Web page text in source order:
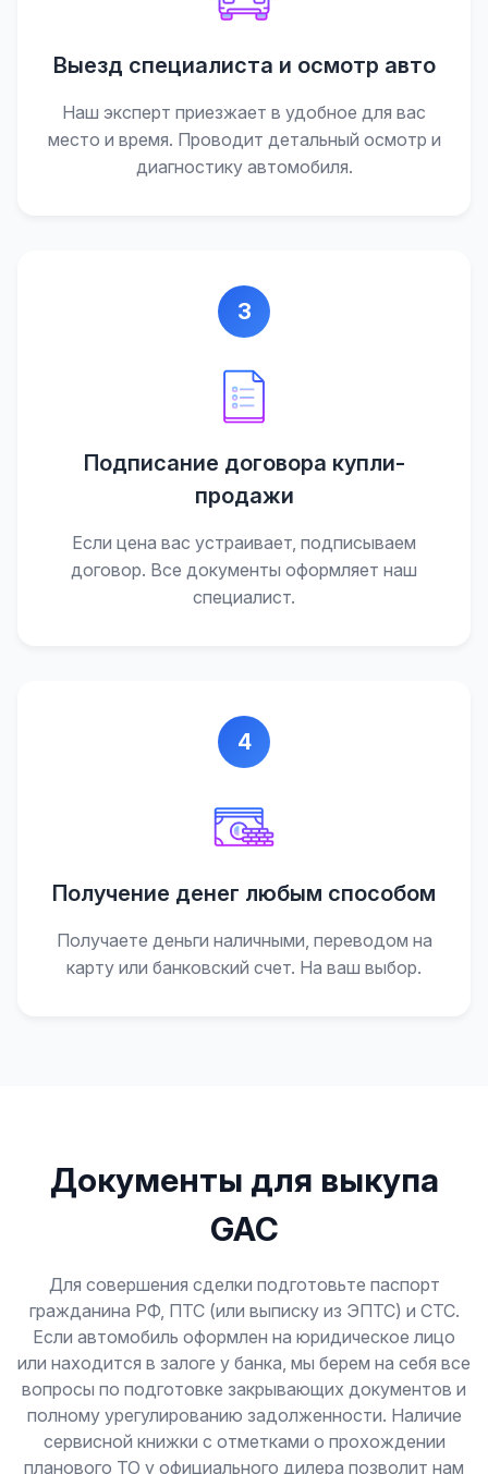
Выезд специалиста и осмотр авто
Наш эксперт приезжает в удобное для вас
место и время. Проводит детальный осмотр и
диагностику автомобиля.
3
Подписание договора купли-
продажи
Если цена вас устраивает, подписываем
договор. Все документы оформляет наш
специалист.
4
Получение денег любым способом
Получаете деньги наличными, переводом на
карту или банковский счет. На ваш выбор.
Документы для выкупа
GAC
Для совершения сделки подготовьте паспорт
гражданина РФ, ПТС (или выписку из ЭПТС) и СТС.
Если автомобиль оформлен на юридическое лицо
или находится в залоге у банка, мы берем на себя все
вопросы по подготовке закрывающих документов и
полному урегулированию задолженности. Наличие
сервисной книжки с отметками о прохождении
планового ТО у официального дилера позволит нам